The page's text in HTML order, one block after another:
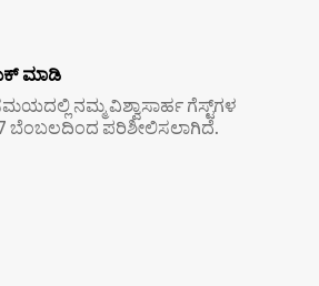
ಮಾಡಿ
ಸಮಯದಲ್ಲಿ ನಮ್ಮ ವಿಶ್ವಾಸಾರ್ಹ ಗೆಸ್ಟ್‌ಗಳ
ಬೆಂಬಲದಿಂದ ಪರಿಶೀಲಿಸಲಾಗಿದೆ.